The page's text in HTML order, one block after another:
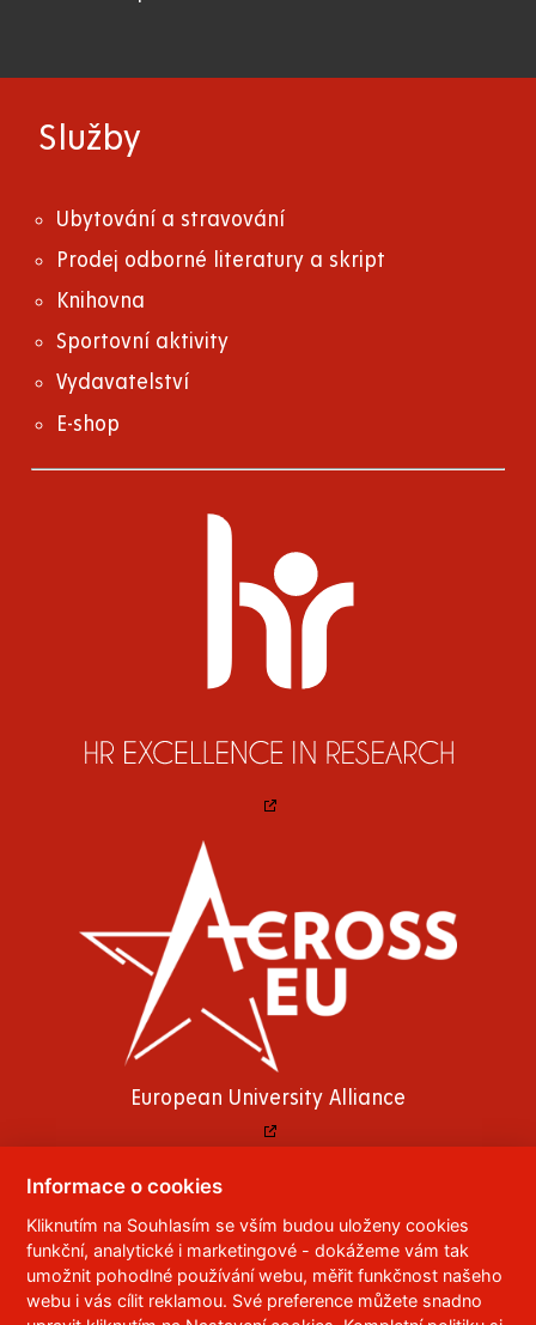
Služby
Ubytování a stravování
Prodej odborné literatury a skript
Knihovna
Sportovní aktivity
Vydavatelství
E-shop
European University Alliance
© 2023 Univerzita Pardubice,Studentská 95
532 10 Pardubice 2
Telefon: 466 036 111, 466 036 112, 466 036 113
Informace o cookies
Kliknutím na Souhlasím se vším budou uloženy cookies
funkční, analytické i marketingové - dokážeme vám tak
umožnit pohodlné používání webu, měřit funkčnost našeho
webu i vás cílit reklamou. Své preference můžete snadno